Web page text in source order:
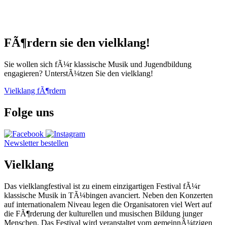
FÃ¶rdern sie den vielklang!
Sie wollen sich fÃ¼r klassische Musik und Jugendbildung
engagieren? UnterstÃ¼tzen Sie den vielklang!
Vielklang fÃ¶rdern
Folge uns
Newsletter bestellen
Vielklang
Das vielklangfestival ist zu einem einzigartigen Festival fÃ¼r
klassische Musik in TÃ¼bingen avanciert. Neben den Konzerten
auf internationalem Niveau legen die Organisatoren viel Wert auf
die FÃ¶rderung der kulturellen und musischen Bildung junger
Menschen. Das Festival wird veranstaltet vom gemeinnÃ¼tzigen